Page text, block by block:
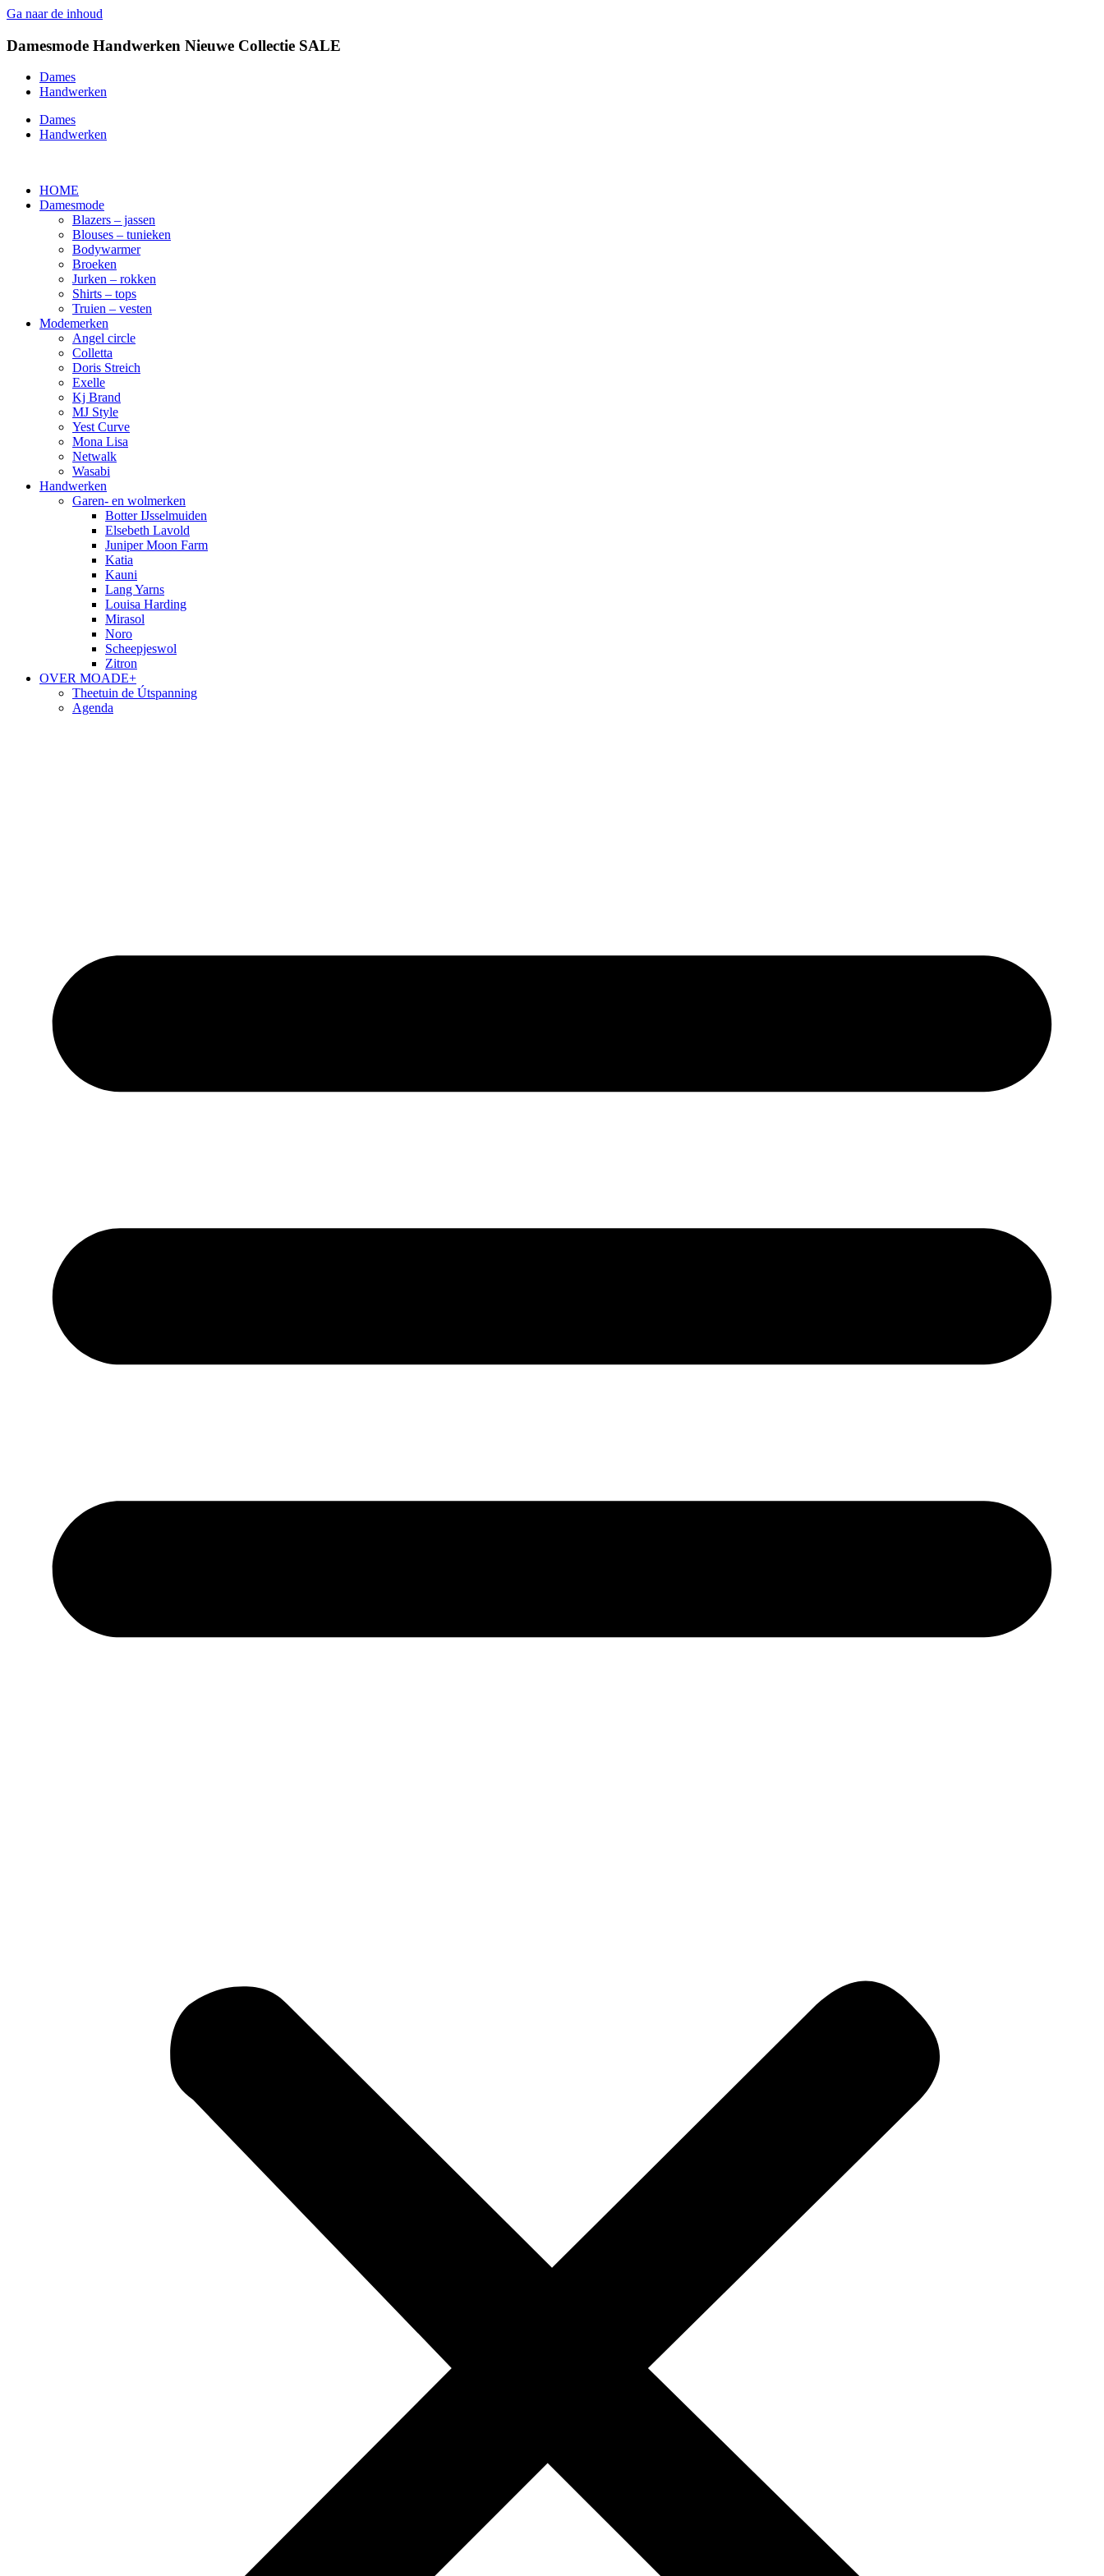
Ga naar de inhoud
Damesmode Handwerken Nieuwe Collectie SALE
Dames
Handwerken
Dames
Handwerken
HOME
Damesmode
Blazers – jassen
Blouses – tunieken
Bodywarmer
Broeken
Jurken – rokken
Shirts – tops
Truien – vesten
Modemerken
Angel circle
Colletta
Doris Streich
Exelle
Kj Brand
MJ Style
Yest Curve
Mona Lisa
Netwalk
Wasabi
Handwerken
Garen- en wolmerken
Botter IJsselmuiden
Elsebeth Lavold
Juniper Moon Farm
Katia
Kauni
Lang Yarns
Louisa Harding
Mirasol
Noro
Scheepjeswol
Zitron
OVER MOADE+
Theetuin de Útspanning
Agenda